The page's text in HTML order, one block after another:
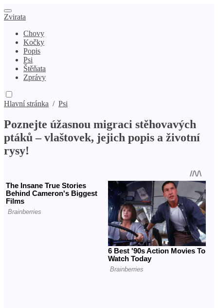
Zvirata
Chovy
Kočky
Popis
Psi
Štěňata
Zprávy
Hlavní stránka / Psi
Poznejte úžasnou migraci stěhovavých
ptáků – vlaštovek, jejich popis a životní
rysy!